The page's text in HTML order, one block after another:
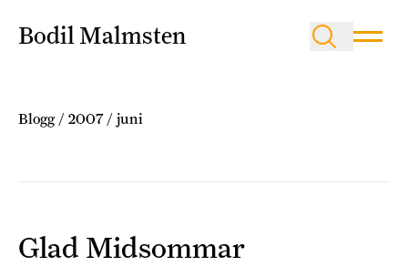
Bodil Malmsten
Blogg / 2007 / juni
Glad Midsommar